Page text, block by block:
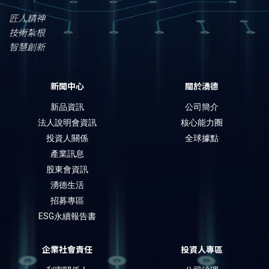
匠人精神
技術紮根
智慧創新
新聞中心
新品資訊
法人說明會資訊
投資人關係
產業訊息
股東會資訊
湧德生活
招募專區
ESG永續報告書
關於湧德
公司簡介
核心能力圈
全球據點
企業社會責任 投資人專區